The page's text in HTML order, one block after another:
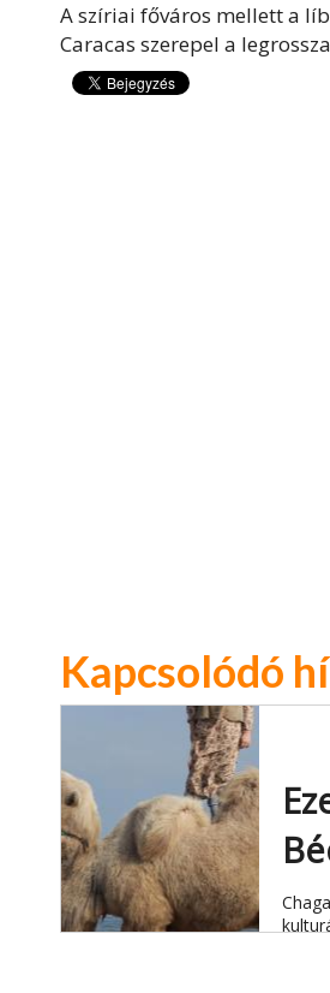
A szíriai főváros mellett a
Caracas szerepel a
Kapcsolódó